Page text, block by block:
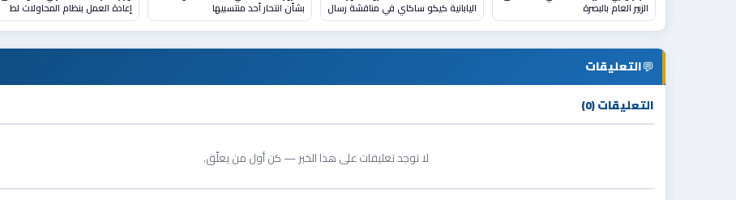
الزبير العام بالبصرة اليابانية كيكو ساكاي في مناقشة رسال بشأن انتحار أحد منتسبيها إعادة العمل بنظام المحاولات لط
💬التعليقات
التعليقات (0)
لا توجد تعليقات على هذا الخبر — كن أول من يعلّق.